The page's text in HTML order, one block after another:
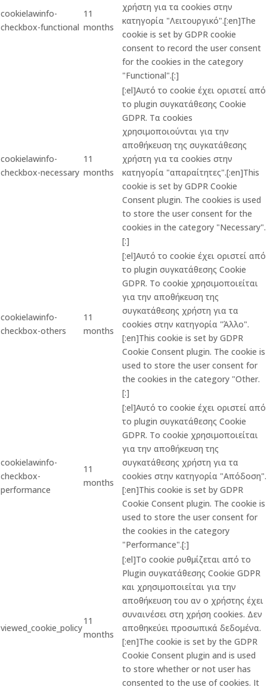
cookielawinfo-
checkbox-functional
11
months
χρήστη για τα cookies στην
κατηγορία "Λειτουργικό".[:en]The
cookie is set by GDPR cookie
consent to record the user consent
for the cookies in the category
"Functional".[:]
cookielawinfo-
checkbox-necessary
11
months
[:el]Αυτό το cookie έχει οριστεί από
το plugin συγκατάθεσης Cookie
GDPR. Τα cookies
χρησιμοποιούνται για την
αποθήκευση της συγκατάθεσης
χρήστη για τα cookies στην
κατηγορία "απαραίτητες".[:en]This
cookie is set by GDPR Cookie
Consent plugin. The cookies is used
to store the user consent for the
cookies in the category "Necessary".
[:]
cookielawinfo-
checkbox-others
11
months
[:el]Αυτό το cookie έχει οριστεί από
το plugin συγκατάθεσης Cookie
GDPR. Το cookie χρησιμοποιείται
για την αποθήκευση της
συγκατάθεσης χρήστη για τα
cookies στην κατηγορία "Άλλο".
[:en]This cookie is set by GDPR
Cookie Consent plugin. The cookie is
used to store the user consent for
the cookies in the category "Other.
[:]
cookielawinfo-
checkbox-
performance
11
months
[:el]Αυτό το cookie έχει οριστεί από
το plugin συγκατάθεσης Cookie
GDPR. Το cookie χρησιμοποιείται
για την αποθήκευση της
συγκατάθεσης χρήστη για τα
cookies στην κατηγορία "Απόδοση".
[:en]This cookie is set by GDPR
Cookie Consent plugin. The cookie is
used to store the user consent for
the cookies in the category
"Performance".[:]
viewed_cookie_policy
11
months
[:el]Το cookie ρυθμίζεται από το
Plugin συγκατάθεσης Cookie GDPR
και χρησιμοποιείται για την
αποθήκευση του αν ο χρήστης έχει
συναινέσει στη χρήση cookies. Δεν
αποθηκεύει προσωπικά δεδομένα.
[:en]The cookie is set by the GDPR
Cookie Consent plugin and is used
to store whether or not user has
consented to the use of cookies. It